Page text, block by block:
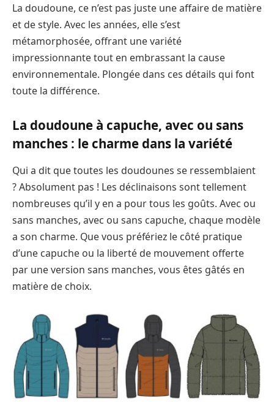
La doudoune, ce n’est pas juste une affaire de matière
et de style. Avec les années, elle s’est
métamorphosée, offrant une variété
impressionnante tout en embrassant la cause
environnementale. Plongée dans ces détails qui font
toute la différence.
La doudoune à capuche, avec ou sans
manches : le charme dans la variété
Qui a dit que toutes les doudounes se ressemblaient
? Absolument pas ! Les déclinaisons sont tellement
nombreuses qu’il y en a pour tous les goûts. Avec ou
sans manches, avec ou sans capuche, chaque modèle
a son charme. Que vous préfériez le côté pratique
d’une capuche ou la liberté de mouvement offerte
par une version sans manches, vous êtes gâtés en
matière de choix.